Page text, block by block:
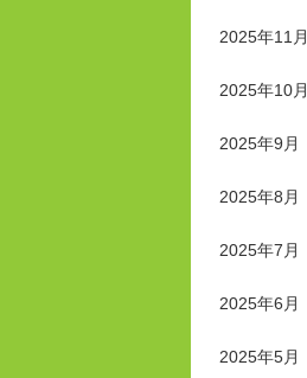
2025年11月
2025年10月
2025年9月
2025年8月
2025年7月
2025年6月
2025年5月